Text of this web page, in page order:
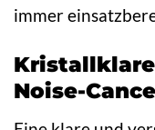
immer
Noise-